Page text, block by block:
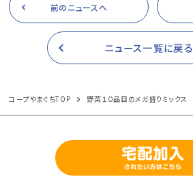
前のニュースへ
ニュース一覧に戻る
コープやまぐちTOP 野菜１０品目のメガ盛りミックス